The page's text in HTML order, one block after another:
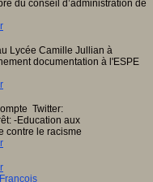
du conseil d’administration de
Lycée Camille Jullian à
documentation à l'ESPE
Twitter:
-Education aux
lutte contre le racisme